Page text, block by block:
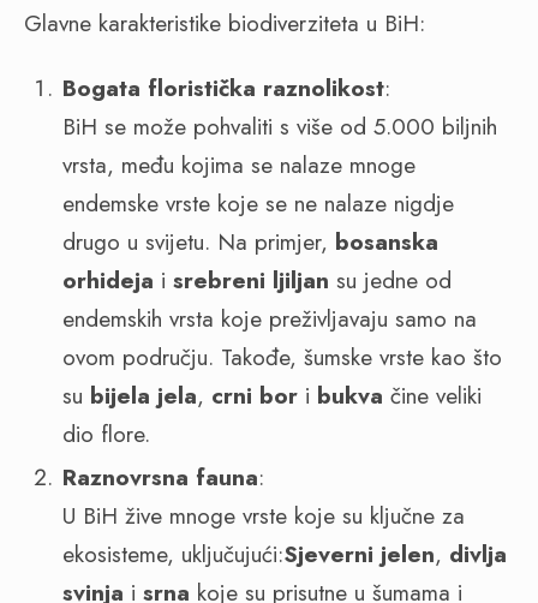
Glavne karakteristike biodiverziteta u BiH:
Bogata floristička raznolikost:
BiH se može pohvaliti s više od 5.000 biljnih
vrsta, među kojima se nalaze mnoge
endemske vrste koje se ne nalaze nigdje
drugo u svijetu. Na primjer, bosanska
orhideja i srebreni ljiljan su jedne od
endemskih vrsta koje preživljavaju samo na
ovom području. Takođe, šumske vrste kao što
su bijela jela, crni bor i bukva čine veliki
dio flore.
Raznovrsna fauna:
U BiH žive mnoge vrste koje su ključne za
ekosisteme, uključujući:Sjeverni jelen, divlja
svinja i srna koje su prisutne u šumama i